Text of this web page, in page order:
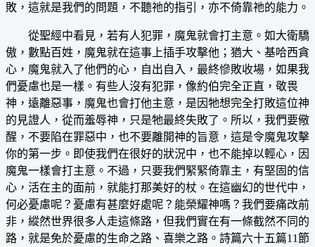
敗，這就是我們的問題，不聽祂的指引，亦不倚靠祂的能力。
從聖經中看見，若有人犯罪，魔鬼就會打主意。如大衛驕
傲，數點百姓，魔鬼就在這事上插手攻擊他；猶大、基哈西貪
心，魔鬼就入了他們的心，自出自入，最終慘敗收場，如果我
們憂慮也是一樣。有些人沒有犯罪，像約伯完全正直，敬畏
神，遠離惡事，魔鬼也會打他主意，是因牠想完全打敗這位神
的見證人，從而羞辱神，只是牠最終失敗了。所以，我們要儆
醒，不要陷在罪惡中，也不要離開神的旨意，這是令魔鬼攻擊
你的第一步。即使我們在很好的狀況中，也不能掉以輕心，因
魔鬼一樣會打主意。不過，只要我們緊緊倚靠主，有堅固的信
心，活在主的面前，就能打那美好的杖。在這幽幻的世代中，
何必憂慮呢？憂慮有甚麼好處呢？能榮耀神嗎？我們要痛改前
非，縱然世界很多人走這條路，但我們實在有一條截然不同的
路，就是免於憂慮的生命之路、喜樂之路。詩篇六十五篇11節